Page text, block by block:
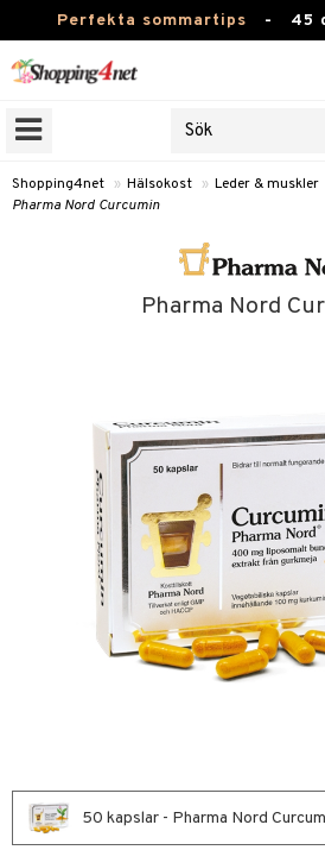
Perfekta sommartips - 45
Skönhet
Kontaktlinser
Leksaker, Barn & Baby
Varumärken
Kampanjer
Shopping4net » Hälsokost » Leder & muskler
Pharma Nord Curcumin
Pharma Nord
50 kapslar - Pharma Nord
& amning
& hals